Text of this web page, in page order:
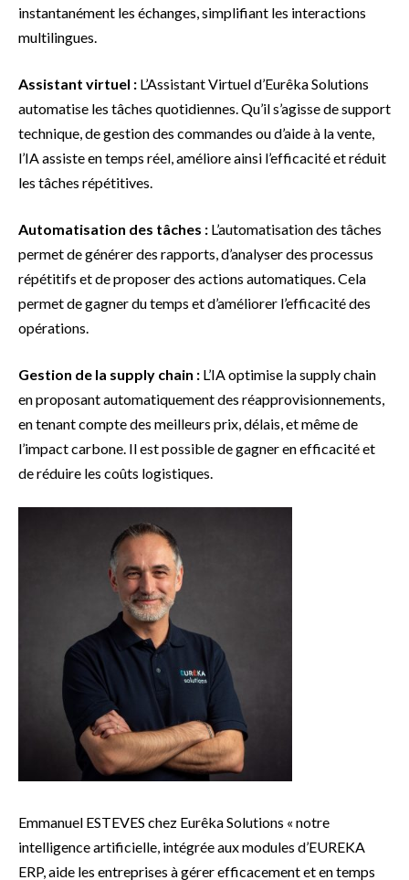
instantanément les échanges, simplifiant les interactions
multilingues.
Assistant virtuel : L’Assistant Virtuel d’Eurêka Solutions
automatise les tâches quotidiennes. Qu’il s’agisse de support
technique, de gestion des commandes ou d’aide à la vente,
l’IA assiste en temps réel, améliore ainsi l’efficacité et réduit
les tâches répétitives.
Automatisation des tâches : L’automatisation des tâches
permet de générer des rapports, d’analyser des processus
répétitifs et de proposer des actions automatiques. Cela
permet de gagner du temps et d’améliorer l’efficacité des
opérations.
Gestion de la supply chain : L’IA optimise la supply chain
en proposant automatiquement des réapprovisionnements,
en tenant compte des meilleurs prix, délais, et même de
l’impact carbone. Il est possible de gagner en efficacité et
de réduire les coûts logistiques.
Emmanuel ESTEVES chez Eurêka Solutions « notre
intelligence artificielle, intégrée aux modules d’EUREKA
ERP, aide les entreprises à gérer efficacement et en temps